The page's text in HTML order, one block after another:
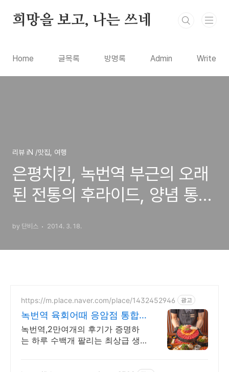
희망을 보고, 나는 쓰네
Home 글목록 방명록 Admin Write
리뷰 iN /맛집, 여행
은평치킨, 녹번역 부근의 오래
된 전통의 후라이드, 양념 통닭
by 단비스 2014. 3. 18.
https://m.place.naver.com/place/1432452946 광고
녹번역 육회어때 응암점 통합
리뷰23,000+증명맛집
녹번역,2만여개의 후기가 증명하
는 하루 수백개 팔리는 최상급 생